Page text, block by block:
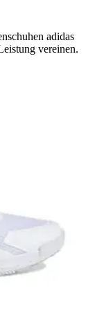
adidas
vereinen.